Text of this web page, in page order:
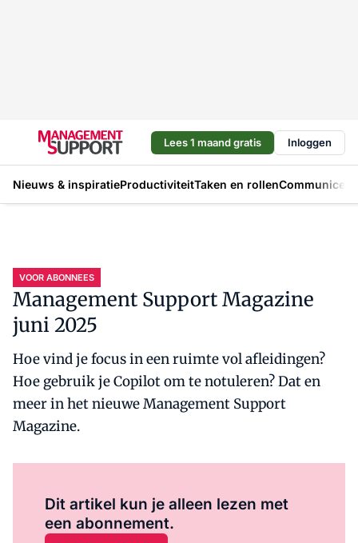
Lees 1 maand gratis Inloggen
Nieuws & inspiratieProductiviteitTaken en rollen
VOOR ABONNEES
Management Support Magazine
juni 2025
Hoe vind je focus in een ruimte vol afleidingen?
Hoe gebruik je Copilot om te notuleren? Dat en
meer in het nieuwe Management Support
Magazine.
Dit artikel kun je alleen lezen met
een abonnement.